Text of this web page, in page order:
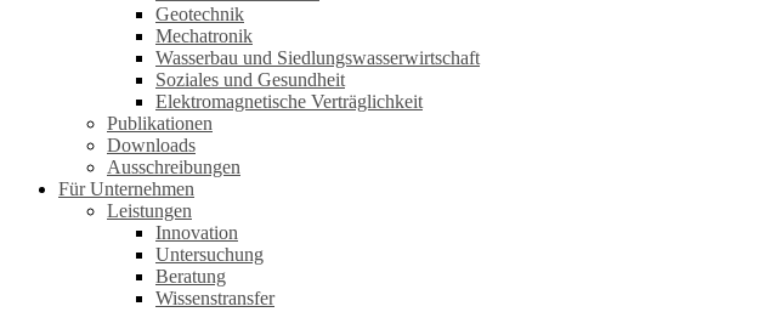
Geotechnik
Mechatronik
Wasserbau und Siedlungswasserwirtschaft
Soziales und Gesundheit
Elektromagnetische Verträglichkeit
Publikationen
Downloads
Ausschreibungen
Für Unternehmen
Leistungen
Innovation
Untersuchung
Beratung
Wissenstransfer